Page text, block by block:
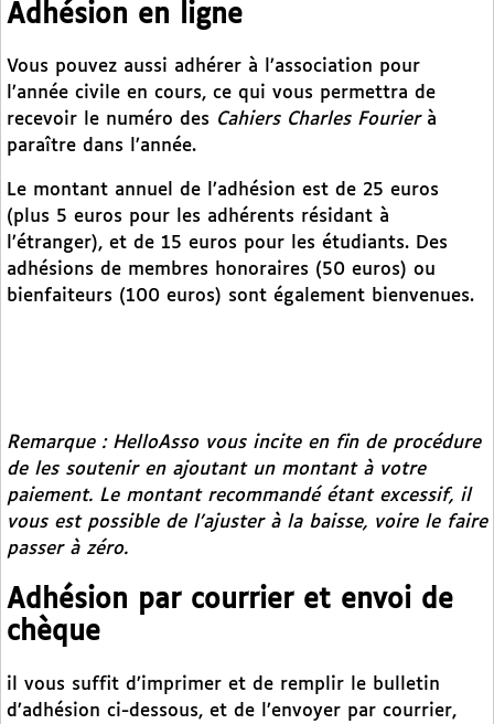
Adhésion en ligne
Vous pouvez aussi adhérer à l’association pour
l’année civile en cours, ce qui vous permettra de
recevoir le numéro des Cahiers Charles Fourierà
paraître dans l’année.
Le montant annuel de l’adhésion est de 25 euros
(plus 5 euros pour les adhérents résidant à
l’étranger), et de 15 euros pour les étudiants. Des
adhésions de membres honoraires (50 euros) ou
bienfaiteurs (100 euros) sont également bienvenues.
Remarque : HelloAsso vous incite en fin de procédure
de les soutenir en ajoutant un montant à votre
paiement. Le montant recommandé étant excessif, il
vous est possible de l’ajuster à la baisse, voire le faire
passer à zéro.
Adhésion par courrier et envoi de
chèque
il vous suffit d’imprimer et de remplir le bulletin
d’adhésion ci-dessous, et de l’envoyer par courrier,